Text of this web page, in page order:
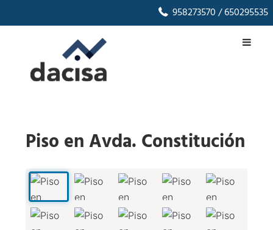
958273570/ 650295535
Piso en Avda. Constitución
1/ 40